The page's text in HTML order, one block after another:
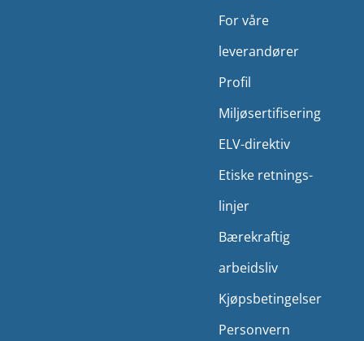
For våre
leverandører
Profil
Miljø­sertifisering
ELV-direktiv
Etiske retnings­
linjer
Bærekraftig
arbeidsliv
Kjøps­betingelser
Person­vern